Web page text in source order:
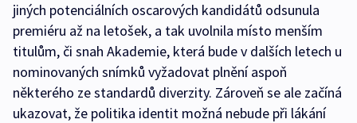
jiných potenciálních oscarových kandidátů odsunula
premiéru až na letošek, a tak uvolnila místo menším
titulům, či snah Akademie, která bude v dalších letech u
nominovaných snímků vyžadovat plnění aspoň
některého ze standardů diverzity. Zároveň se ale začíná
ukazovat, že politika identit možná nebude při lákání